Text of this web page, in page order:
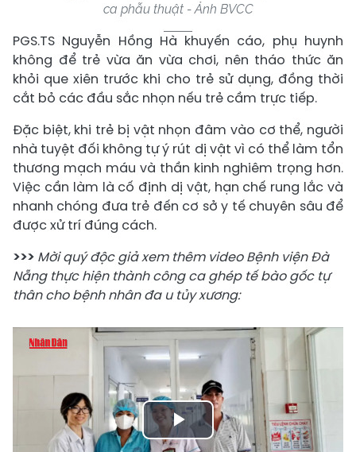
ca phẫu thuật - Ảnh BVCC
PGS.TS Nguyễn Hồng Hà khuyến cáo, phụ huynh
không để trẻ vừa ăn vừa chơi, nên tháo thức ăn
khỏi que xiên trước khi cho trẻ sử dụng, đồng thời
cắt bỏ các đầu sắc nhọn nếu trẻ cầm trực tiếp.
Đặc biệt, khi trẻ bị vật nhọn đâm vào cơ thể, người
nhà tuyệt đối không tự ý rút dị vật vì có thể làm tổn
thương mạch máu và thần kinh nghiêm trọng hơn.
Việc cần làm là cố định dị vật, hạn chế rung lắc và
nhanh chóng đưa trẻ đến cơ sở y tế chuyên sâu để
được xử trí đúng cách.
>>> Mời quý độc giả xem thêm video Bệnh viện Đà
Nẵng thực hiện thành công ca ghép tế bào gốc tự
thân cho bệnh nhân đa u tủy xương:
Play